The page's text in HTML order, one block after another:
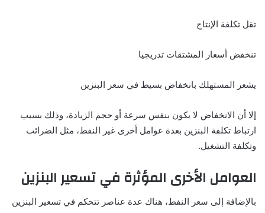
تقل تكلفة الإنتاج
تنخفض أسعار المشتقات تدريجيا
يشعر المستهلك بانخفاض بسيط في سعر البنزين
إلا أن الانخفاض لا يكون بنفس سرعة أو حجم الزيادة، وذلك بسبب
ارتباط تكلفة البنزين بعدة عوامل أخرى غير النفط، مثل الضرائب
وتكلفة التشغيل.
العوامل الأخرى المؤثرة في تسعير البنزين
بالإضافة إلى سعر النفط، هناك عدة عناصر تتحكم في تسعير البنزين